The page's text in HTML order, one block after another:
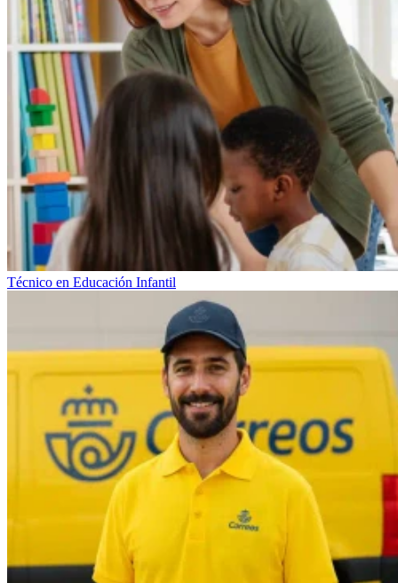
Técnico en Educación Infantil